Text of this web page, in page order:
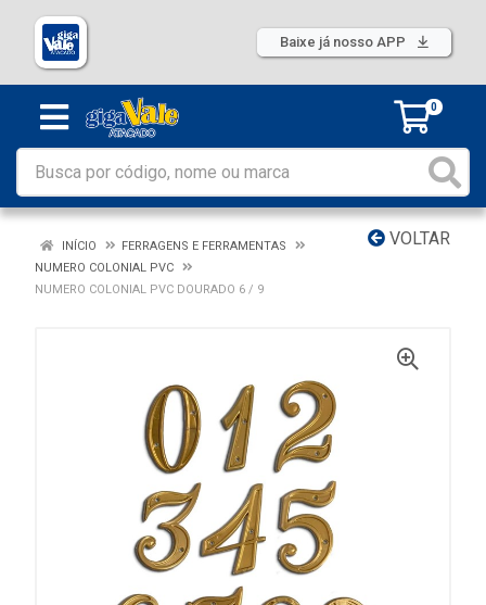
Baixe já nosso APP
0
VOLTAR
INÍCIO
FERRAGENS E FERRAMENTAS
NUMERO COLONIAL PVC
NUMERO COLONIAL PVC DOURADO 6 / 9